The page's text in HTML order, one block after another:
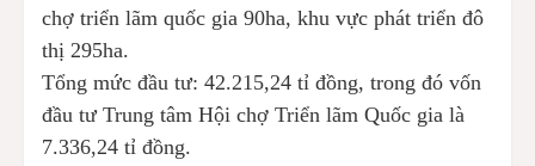
chợ triển lãm quốc gia 90ha, khu vực phát triển đô
thị 295ha.
Tổng mức đầu tư: 42.215,24 tỉ đồng, trong đó vốn
đầu tư Trung tâm Hội chợ Triển lãm Quốc gia là
7.336,24 tỉ đồng.